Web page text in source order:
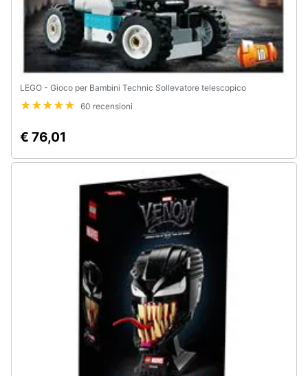
LEGO - Gioco per Bambini Technic Sollevatore telescopico
60 recensioni
€ 76,01